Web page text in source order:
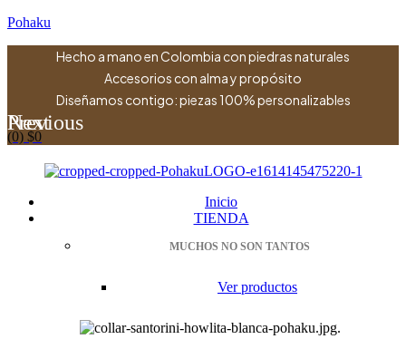
Pohaku
Hecho a mano en Colombia con piedras naturales
Accesorios con alma y propósito
Diseñamos contigo: piezas 100% personalizables
Previous
Next
(0) $0
Inicio
TIENDA
MUCHOS NO SON TANTOS
Ver productos